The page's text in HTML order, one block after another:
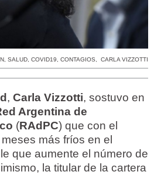
, SALUD, COVID19, CONTAGIOS, CARLA VIZZOTTI
, Carla Vizzotti, sostuvo en
Argentina de
(RAdPC) que con el
más fríos en el
que aumente el número de
la titular de la cartera